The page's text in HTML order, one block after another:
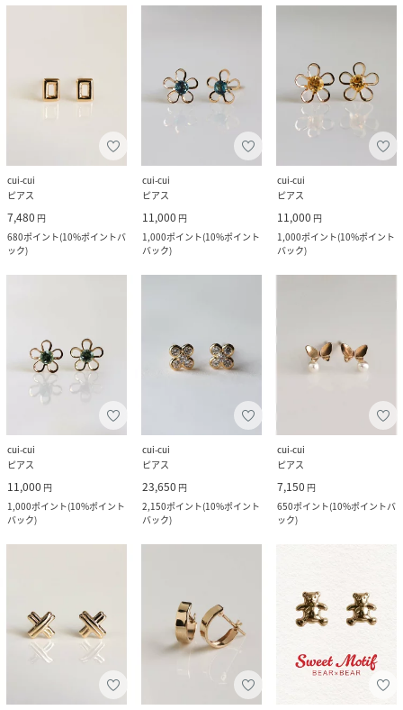
cui-cui
ピアス
7,480 円
680ポイント(10%ポイントバ
ック)
cui-cui
ピアス
11,000 円
1,000ポイント(10%ポイント
バック)
cui-cui
ピアス
11,000 円
1,000ポイント(10%ポイント
バック)
cui-cui
ピアス
11,000 円
1,000ポイント(10%ポイント
バック)
cui-cui
ピアス
23,650 円
2,150ポイント(10%ポイント
バック)
cui-cui
ピアス
7,150 円
650ポイント(10%ポイントバ
ック)